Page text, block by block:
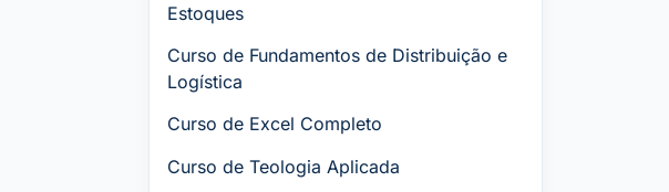
Estoques
Curso de Fundamentos de Distribuição e
Logística
Curso de Excel Completo
Curso de Teologia Aplicada